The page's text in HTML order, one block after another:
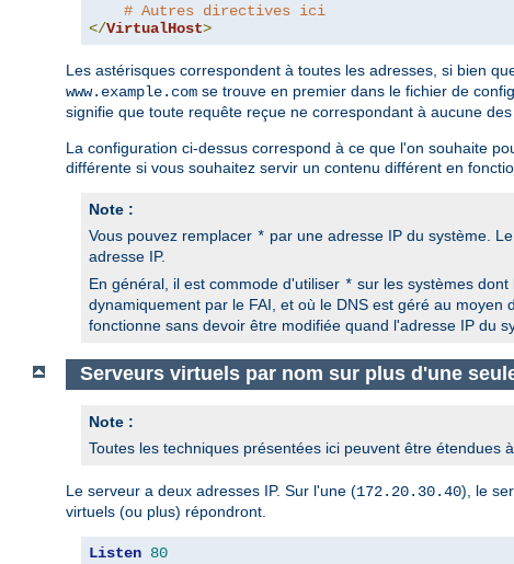
# Autres directives ici
</VirtualHost>
Les astérisques correspondent à toutes les adresses, si bien
www.example.com se trouve en premier dans le fichier de
signifie que toute requête reçue ne correspondant à aucune
La configuration ci-dessus correspond à ce que l'on souhaite
différente si vous souhaitez servir un contenu différent en
Note :
Vous pouvez remplacer * par une adresse IP du système.
adresse IP.
En général, il est commode d'utiliser * sur les systèmes
dynamiquement par le FAI, et où le DNS est géré au moyen
fonctionne sans devoir être modifiée quand l'adresse IP du
Serveurs virtuels par nom sur plus d'une
Note :
Toutes les techniques présentées ici peuvent être étendues
Le serveur a deux adresses IP. Sur l'une (172.20.30.40), le
virtuels (ou plus) répondront.
Listen 80